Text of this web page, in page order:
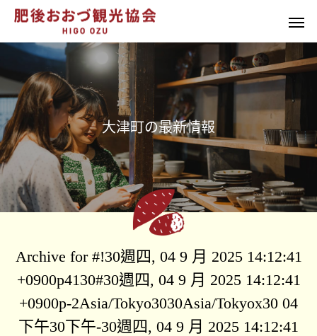
大津町の最新情報
Archive for #!30週四, 04 9 月 2025 14:12:41
+0900p4130#30週四, 04 9 月 2025 14:12:41
+0900p-2Asia/Tokyo3030Asia/Tokyox30 04
下午30下午-30週四, 04 9 月 2025 14:12:41